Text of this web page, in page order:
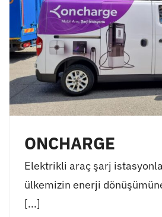
ONCHARGE
Elektrikli araç şarj
ülkemizin enerji
[...]